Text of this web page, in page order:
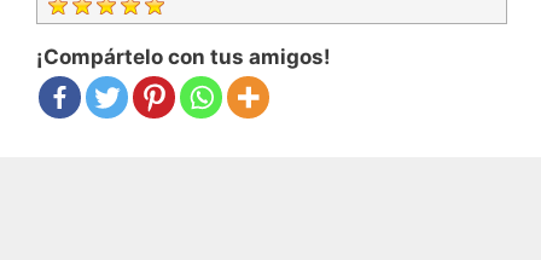
¡Compártelo con tus amigos!